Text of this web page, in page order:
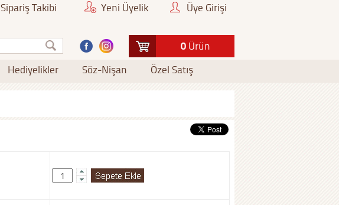
Sipariş Takibi Yeni Üyelik Üye Girişi
0Ürün
Hediyelikler Söz-Nişan
Özel Satış